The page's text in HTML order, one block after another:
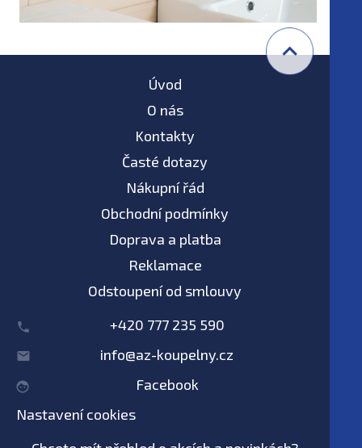
Úvod
O nás
Kontakty
Časté dotazy
Nákupní řád
Obchodní podmínky
Doprava a platba
Reklamace
Odstoupení od smlouvy
+420 777 235 590
info@az-koupelny.cz
Facebook
Nastavení cookies